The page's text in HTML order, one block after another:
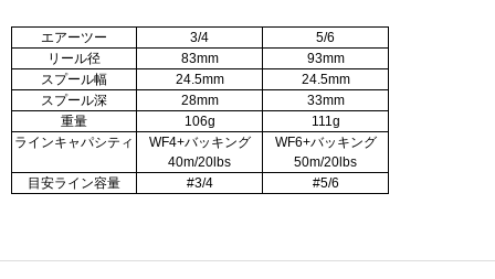
エアーツー 3/4
5/6
リール径
83mm
93mm
スプール幅
24.5mm
24.5mm
スプール深
28mm
33mm
重量
106g
111g
ラインキャパシティ
WF4+バッキング
40m/20lbs
WF6+バッキング
50m/20lbs
目安ライン容量
#3/4 #5/6